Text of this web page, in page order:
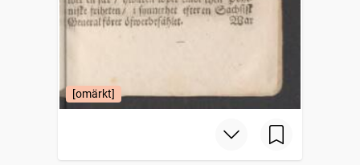
[omärkt]